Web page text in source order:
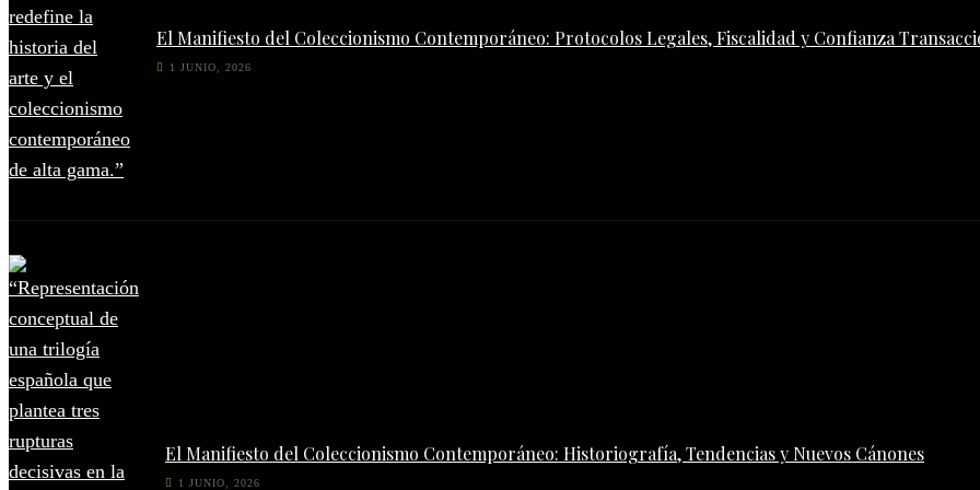
El Manifiesto del Coleccionismo Contemporáneo: Protocolos Legales, Fiscalidad y Confianza
1 JUNIO, 2026
El Manifiesto del Coleccionismo Contemporáneo: Historiografía, Tendencias y Nuevos Cánones
1 JUNIO, 2026